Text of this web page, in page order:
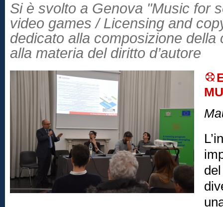
Si è svolto a Genova "Music for
video games / Licensing and
dedicato alla composizione della
alla materia del diritto d’autore